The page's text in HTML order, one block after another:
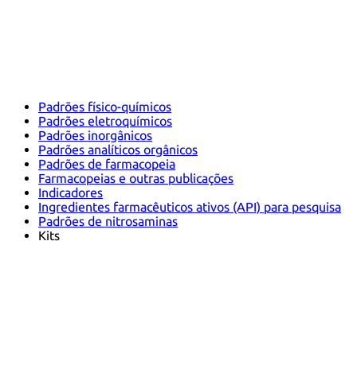
Padrões físico-químicos
Padrões eletroquímicos
Padrões inorgânicos
Padrões analíticos orgânicos
Padrões de farmacopeia
Farmacopeias e outras publicações
Indicadores
Ingredientes farmacêuticos ativos (API) para pesquisa
Padrões de nitrosaminas
Kits